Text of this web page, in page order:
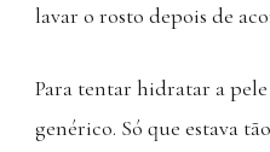
lavar o rosto depois de
Para tentar hidratar a
genérico. Só que estava